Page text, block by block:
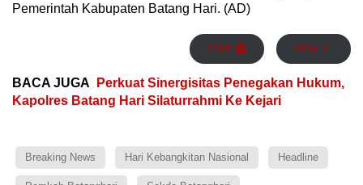
Pemerintah Kabupaten Batang Hari. (AD)
Print 🖨 PDF 📄
BACA JUGA
Perkuat Sinergisitas Penegakan Hukum,
Kapolres Batang Hari Silaturrahmi Ke Kejari
Breaking News Hari Kebangkitan Nasional Headline